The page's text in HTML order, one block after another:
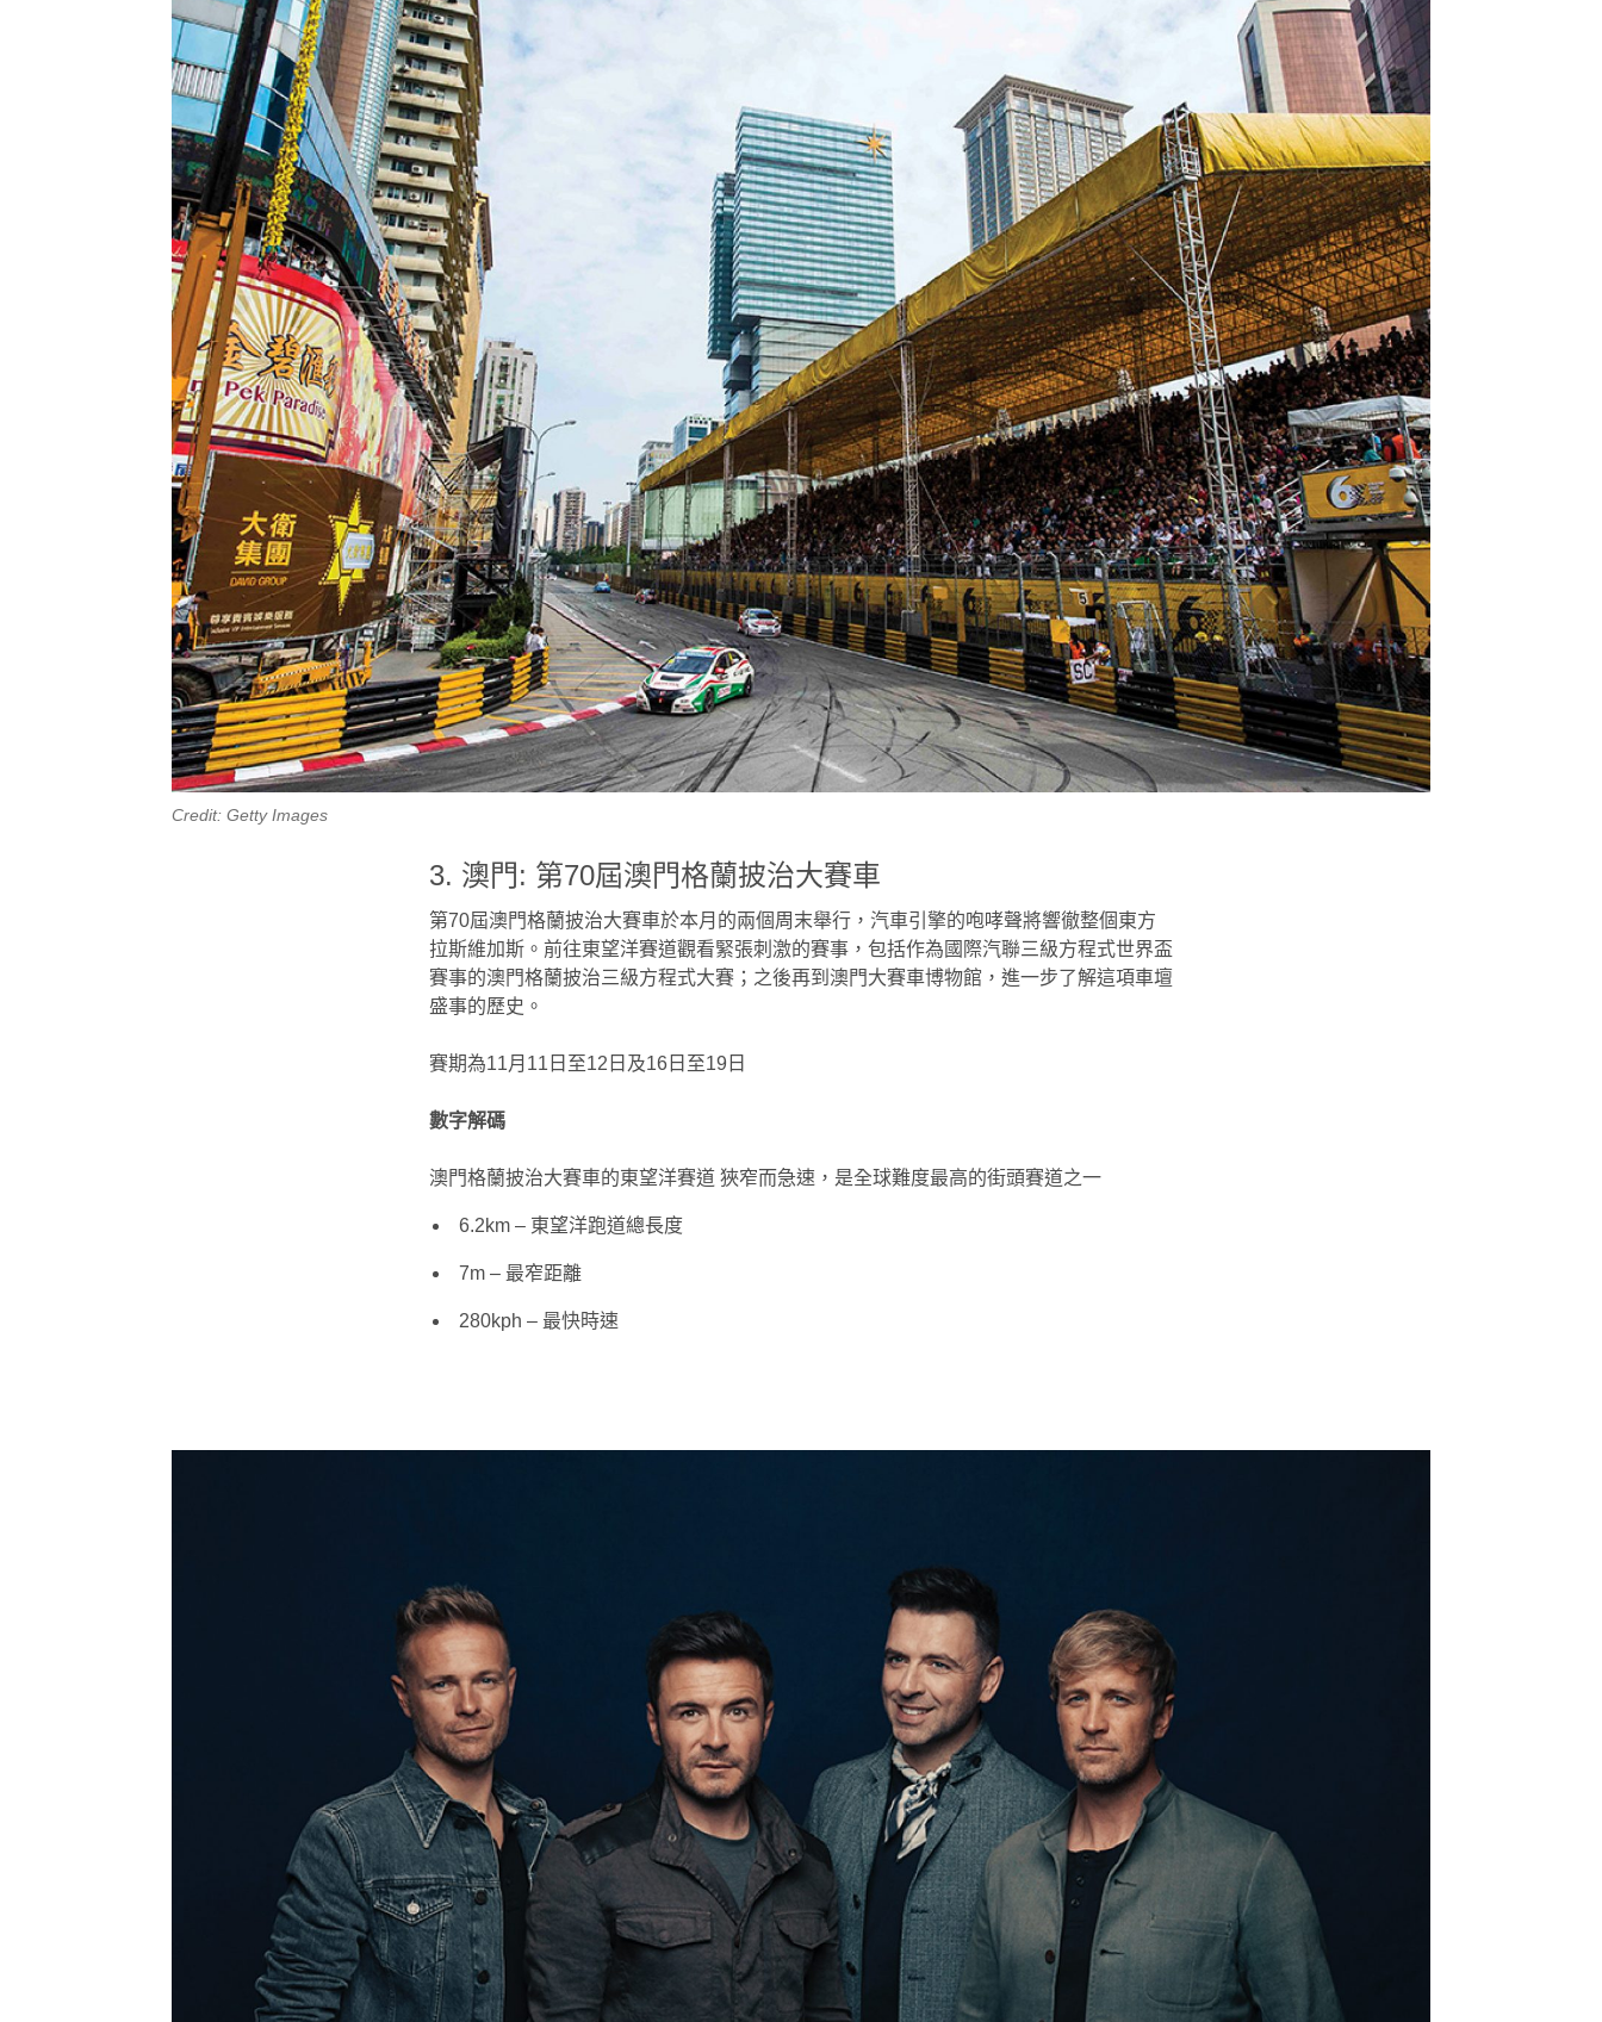
Credit: Getty Images
3. 澳門: 第70屆澳門格蘭披治大賽車
第70屆澳門格蘭披治大賽車於本月的兩個周末舉行，汽車引擎的咆哮聲將響徹整個東方
拉斯維加斯。前往東望洋賽道觀看緊張刺激的賽事，包括作為國際汽聯三級方程式世界盃
賽事的澳門格蘭披治三級方程式大賽；之後再到澳門大賽車博物館，進一步了解這項車壇
盛事的歷史。
賽期為11月11日至12日及16日至19日
數字解碼
澳門格蘭披治大賽車的東望洋賽道 狹窄而急速，是全球難度最高的街頭賽道之一
6.2km – 東望洋跑道總長度
7m – 最窄距離
280kph – 最快時速